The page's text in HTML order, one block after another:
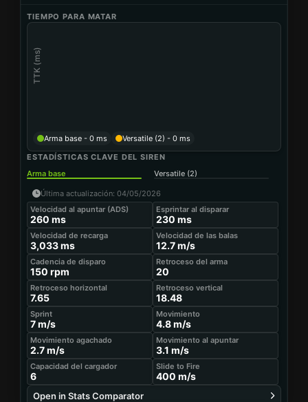
Off the rock, through the bush, nothing but one-shots.
KEY STATS
Velocidad al apuntar (ADS)
Esprintar al disparar
Velocidad de recarga
3,033 ms
Velocidad de las balas
19.05 m/s+50%
Cadencia de disparo
100.5 rpm-33%
Retroceso del arma
20
Retroceso horizontal
7.65
Retroceso vertical
18.48
Sprint
7.14 m/s+2%
Movimiento
5.09 m/s+6%
Movimiento agachado
2.84 m/s
Movimiento al apuntar
3.41 m/s+10%
Capacidad del cargador
9+50%
Jump ADS
347 m/s
Slide to Fire
400 m/s
Dive to Fire Speed
400 m/s
Jump Sprint To Fire Speed
334 m/s
TIEMPO PARA MATAR
TTK (ms)
Arma base - 0 ms
Versatile (2) - 0 ms
ESTADÍSTICAS CLAVE DEL SIREN
Arma base
Versatile (2)
Última actualización: 04/05/2026
Velocidad al apuntar (ADS)
260 ms
Esprintar al disparar
230 ms
Velocidad de recarga
3,033ms
Velocidad de las balas
12.7m/s
Cadencia de disparo
150 rpm
Retroceso del arma
20
Retroceso horizontal
7.65
Retroceso vertical
18.48
Sprint
7m/s
Movimiento
4.8m/s
Movimiento agachado
2.7m/s
Movimiento al apuntar
3.1 m/s
Capacidad del cargador
6
Slide to Fire
400 m/s
Open in Stats Comparator